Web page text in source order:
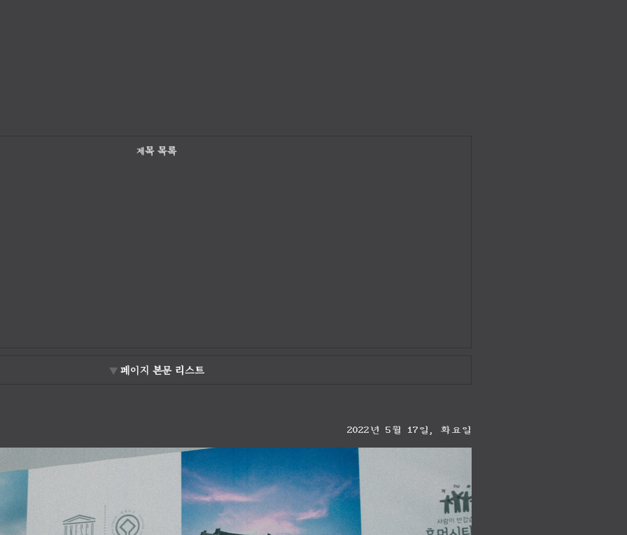
제목 목록
▼ 페이지 본문 리스트
2022년 5월 17일, 화요일